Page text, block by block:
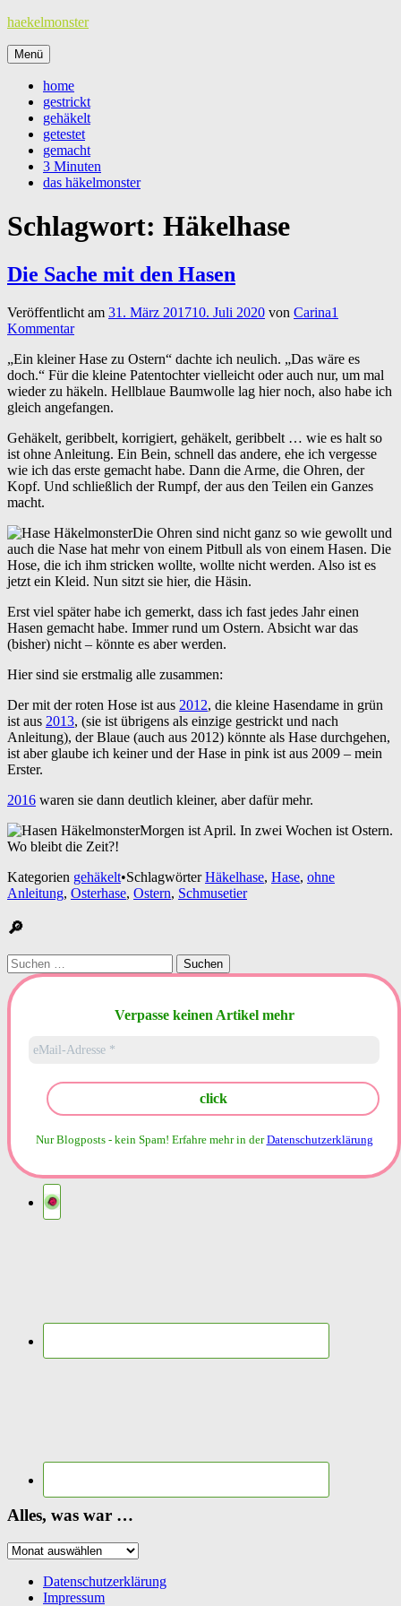
Zum
springen
haekelmonster
Menü
home
gestrickt
gehäkelt
getestet
gemacht
3 Minuten
das häkelmonster
Schlagwort: Häkelhase
Die Sache mit den Hasen
Veröffentlicht am 31. März 201710. Juli 2020 von Carina1
Kommentar
„Ein kleiner Hase zu Ostern“ dachte ich neulich. „Das wäre es
doch.“ Für die kleine Patentochter vielleicht oder auch nur, um mal
wieder zu häkeln. Hellblaue Baumwolle lag hier noch, also habe ich
gleich angefangen.
Gehäkelt, geribbelt, korrigiert, gehäkelt, geribbelt … wie es halt so
ist ohne Anleitung. Ein Bein, schnell das andere, ehe ich vergesse
wie ich das erste gemacht habe. Dann die Arme, die Ohren, der
Kopf. Und schließlich der Rumpf, der aus den Teilen ein Ganzes
macht.
Die Ohren sind nicht ganz so wie gewollt und
auch die Nase hat mehr von einem Pitbull als von einem Hasen. Die
Hose, die ich ihm stricken wollte, wollte nicht werden. Also ist es
jetzt ein Kleid. Nun sitzt sie hier, die Häsin.
Erst viel später habe ich gemerkt, dass ich fast jedes Jahr einen
Hasen gemacht habe. Immer rund um Ostern. Absicht war das
(bisher) nicht – könnte es aber werden.
Hier sind sie erstmalig alle zusammen:
Der mit der roten Hose ist aus 2012, die kleine Hasendame in grün
ist aus 2013, (sie ist übrigens als einzige gestrickt und nach
Anleitung), der Blaue (auch aus 2012) könnte als Hase durchgehen,
ist aber glaube ich keiner und der Hase in pink ist aus 2009 – mein
Erster.
2016 waren sie dann deutlich kleiner, aber dafür mehr.
Morgen ist April. In zwei Wochen ist Ostern.
Wo bleibt die Zeit?!
Kategorien gehäkelt•SchlagwörterHäkelhase, Hase, ohne
Anleitung, Osterhase, Ostern, Schmusetier
🔎
Suchen
nach:
Verpasse keinen Artikel mehr
Nur Blogposts - kein Spam! Erfahre mehr in derDatenschutzerklärung
Alles, was war …
Alles,
Datenschutzerklärung
Impressum